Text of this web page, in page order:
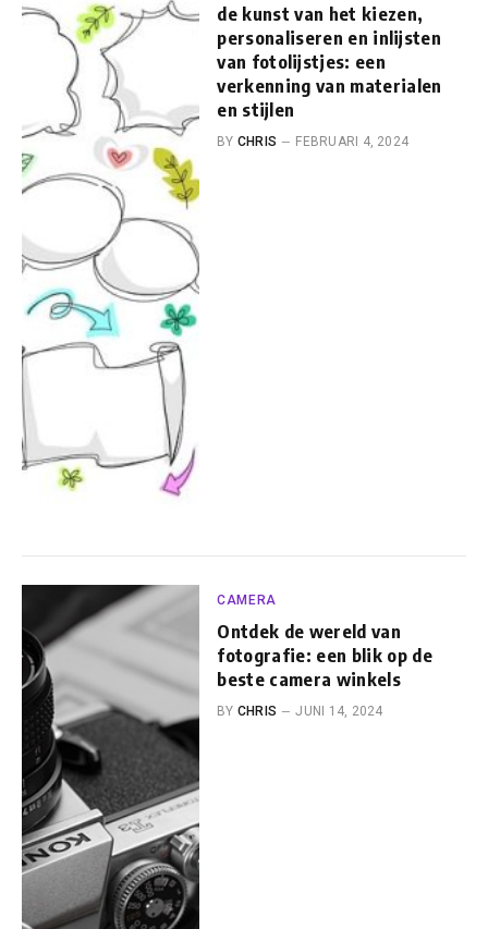
de kunst van het kiezen,
personaliseren en inlijsten
van fotolijstjes: een
verkenning van materialen
en stijlen
BY CHRIS FEBRUARI 4, 2024
CAMERA
Ontdek de wereld van
fotografie: een blik op de
beste camera winkels
BY CHRIS JUNI 14, 2024